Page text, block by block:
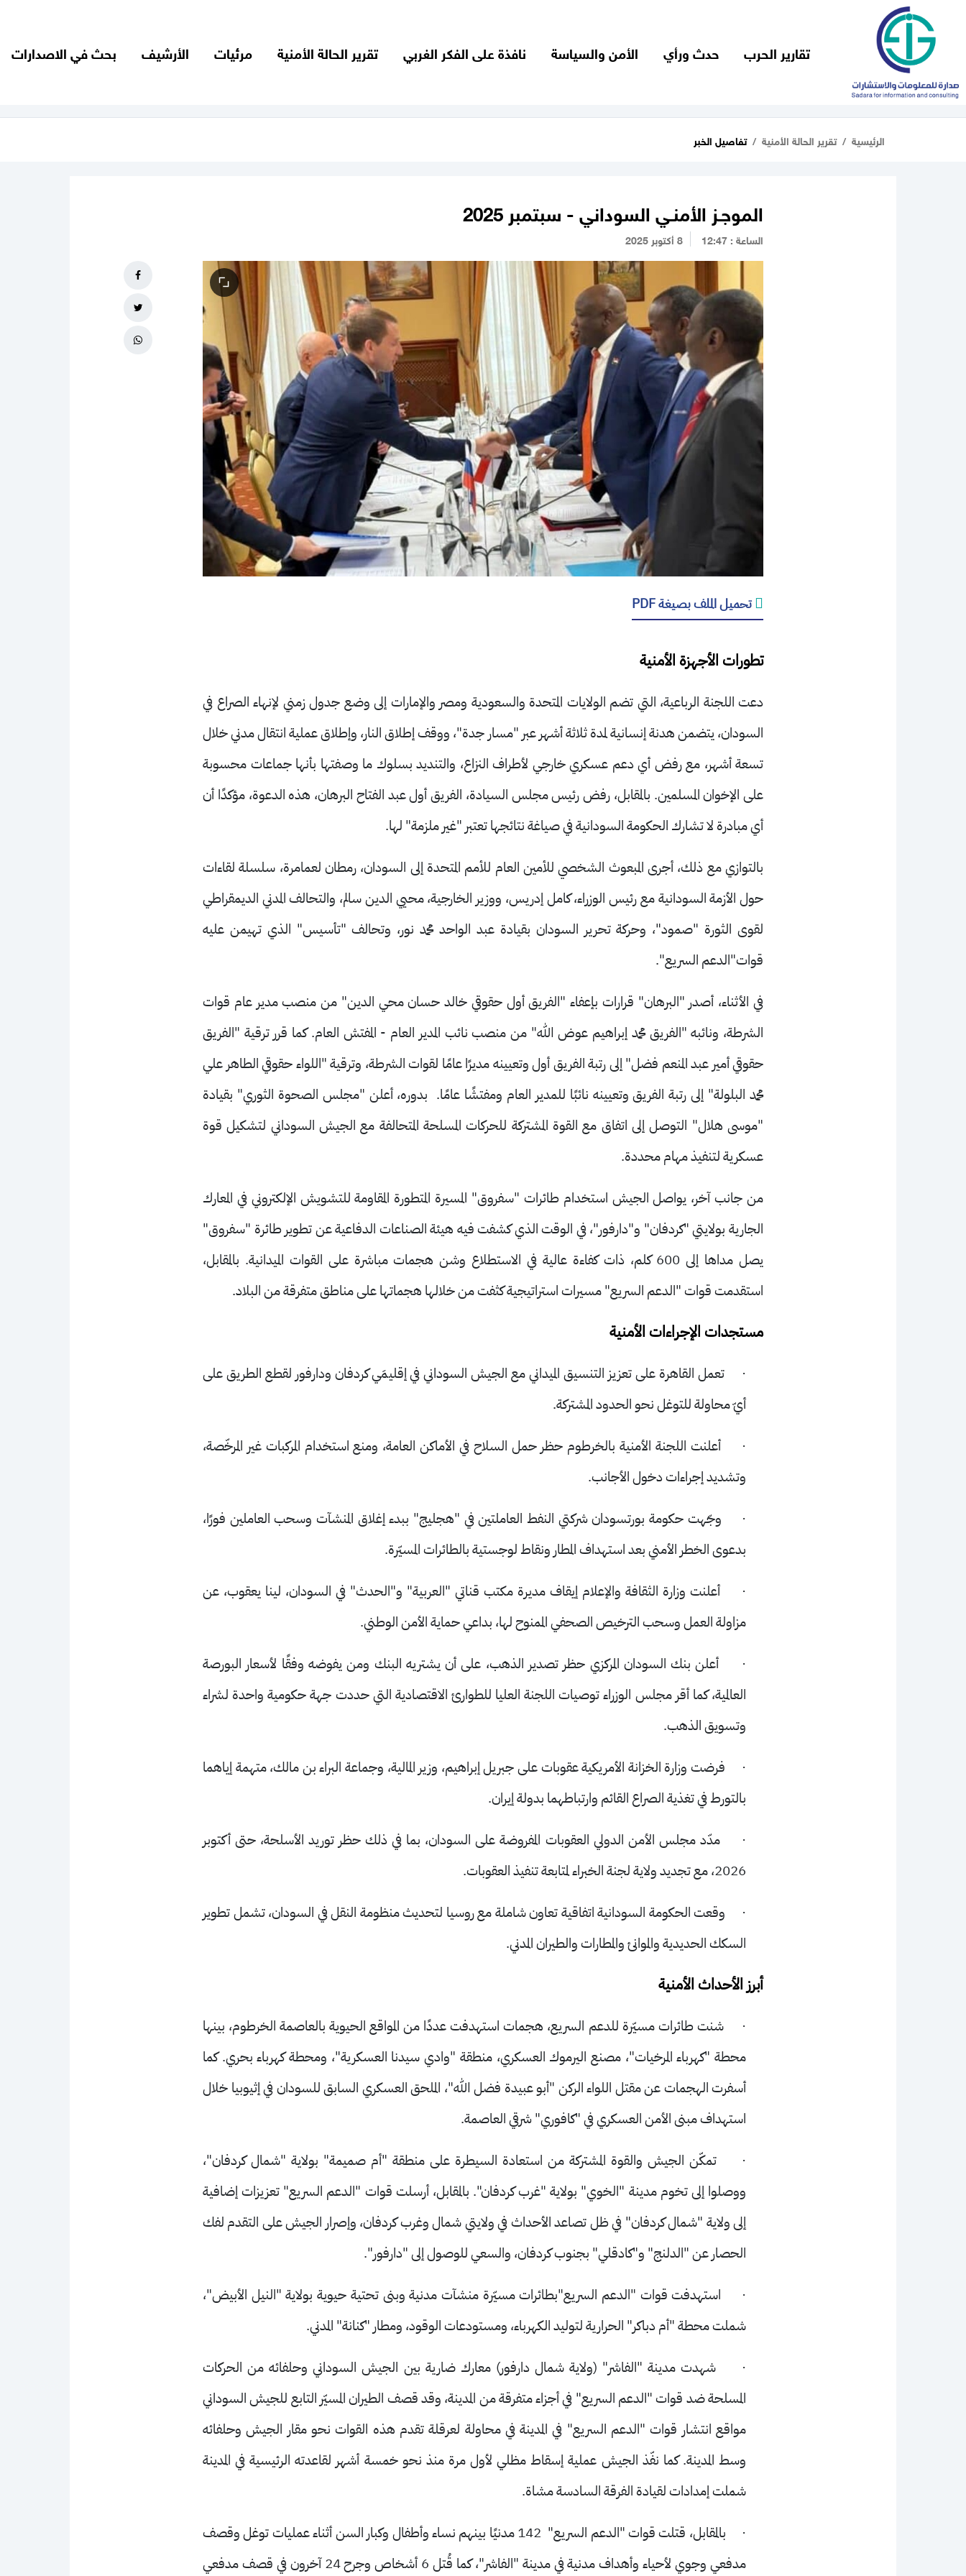
تقارير الحرب حدث ورأي الأمن والسياسة نافذة على الفكر الغربي تقرير الحالة الأمنية مرئيات الأرشيف بحث في الاصدارات
الرئيسية تقرير الحالة الأمنية تفاصيل الخبر
الموجـز الأمنـي السوداني - سبتمبر 2025
الساعة : 12:47 8 أكتوبر 2025
تحميل الملف بصيغة PDF
تطورات الأجهزة الأمنية
دعت اللجنة الرباعية، التي تضم الولايات المتحدة والسعودية ومصر والإمارات إلى وضع جدول زمني لإنهاء الصراع في
السودان، يتضمن هدنة إنسانية لمدة ثلاثة أشهر عبر "مسار جدة"، ووقف إطلاق النار، وإطلاق عملية انتقال مدني خلال
تسعة أشهر، مع رفض أي دعم عسكري خارجي لأطراف النزاع، والتنديد بسلوك ما وصفتها بأنها جماعات محسوبة
على الإخوان المسلمين. بالمقابل، رفض رئيس مجلس السيادة، الفريق أول عبد الفتاح البرهان، هذه الدعوة، مؤكدًا أن
أي مبادرة لا تشارك الحكومة السودانية في صياغة نتائجها تعتبر "غير ملزمة" لها.
بالتوازي مع ذلك، أجرى المبعوث الشخصي للأمين العام للأمم المتحدة إلى السودان، رمطان لعمامرة، سلسلة لقاءات
حول الأزمة السودانية مع رئيس الوزراء، كامل إدريس، ووزير الخارجية، محيي الدين سالم، والتحالف المدني الديمقراطي
لقوى الثورة "صمود"، وحركة تحرير السودان بقيادة عبد الواحد محمد نور، وتحالف "تأسيس" الذي تهيمن عليه
قوات"الدعم السريع".
في الأثناء، أصدر "البرهان" قرارات بإعفاء "الفريق أول حقوقي خالد حسان محي الدين" من منصب مدير عام قوات
الشرطة، ونائبه "الفريق محمد إبراهيم عوض الله" من منصب نائب المدير العام - المفتش العام. كما قرر ترقية "الفريق
حقوقي أمير عبد المنعم فضل" إلى رتبة الفريق أول وتعيينه مديرًا عامًا لقوات الشرطة، وترقية "اللواء حقوقي الطاهر علي
محمد البلولة" إلى رتبة الفريق وتعيينه نائبًا للمدير العام ومفتشًا عامًا. بدوره، أعلن "مجلس الصحوة الثوري" بقيادة
"موسى هلال" التوصل إلى اتفاق مع القوة المشتركة للحركات المسلحة المتحالفة مع الجيش السوداني لتشكيل قوة
عسكرية لتنفيذ مهام محددة.
من جانب آخر، يواصل الجيش استخدام طائرات "سفروق" المسيرة المتطورة المقاومة للتشويش الإلكتروني في المعارك
الجارية بولايتي "كردفان" و"دارفور"، في الوقت الذي كشفت فيه هيئة الصناعات الدفاعية عن تطوير طائرة "سفروق"
يصل مداها إلى 600 كلم، ذات كفاءة عالية في الاستطلاع وشن هجمات مباشرة على القوات الميدانية. بالمقابل،
استقدمت قوات "الدعم السريع" مسيرات استراتيجية كثفت من خلالها هجماتها على مناطق متفرقة من البلاد.
مستجدات الإجراءات الأمنية
·تعمل القاهرة على تعزيز التنسيق الميداني مع الجيش السوداني في إقليمَي كردفان ودارفور لقطع الطريق على
أيّ محاولة للتوغل نحو الحدود المشتركة.
·أعلنت اللجنة الأمنية بالخرطوم حظر حمل السلاح في الأماكن العامة، ومنع استخدام المركبات غير المرخّصة،
وتشديد إجراءات دخول الأجانب.
· وجّهت حكومة بورتسودان شركتي النفط العاملتين في "هجليج" ببدء إغلاق المنشآت وسحب العاملين فورًا،
بدعوى الخطر الأمني بعد استهداف المطار ونقاط لوجستية بالطائرات المسيّرة.
· أعلنت وزارة الثقافة والإعلام إيقاف مديرة مكتب قناتي "العربية" و"الحدث" في السودان، لينا يعقوب، عن
مزاولة العمل وسحب الترخيص الصحفي الممنوح لها، بداعي حماية الأمن الوطني.
· أعلن بنك السودان المركزي حظر تصدير الذهب، على أن يشتريه البنك ومن يفوضه وفقًا لأسعار البورصة
العالمية، كما أقر مجلس الوزراء توصيات اللجنة العليا للطوارئ الاقتصادية التي حددت جهة حكومية واحدة لشراء
وتسويق الذهب.
· فرضت وزارة الخزانة الأمريكية عقوبات على جبريل إبراهيم، وزير المالية، وجماعة البراء بن مالك، متهمة إياهما
بالتورط في تغذية الصراع القائم وارتباطهما بدولة إيران.
·مدّد مجلس الأمن الدولي العقوبات المفروضة على السودان، بما في ذلك حظر توريد الأسلحة، حتى أكتوبر
2026، مع تجديد ولاية لجنة الخبراء لمتابعة تنفيذ العقوبات
.
· وقعت الحكومة السودانية اتفاقية تعاون شاملة مع روسيا لتحديث منظومة النقل في السودان، تشمل تطوير
السكك الحديدية والموانئ والمطارات والطيران المدني.
أبرز الأحداث الأمنية
·شنت طائرات مسيّرة للدعم السريع، هجمات استهدفت عددًا من المواقع الحيوية بالعاصمة الخرطوم، بينها
محطة "كهرباء المرخيات"، مصنع اليرموك العسكري، منطقة "وادي سيدنا العسكرية"، ومحطة كهرباء بحري. كما
أسفرت الهجمات عن مقتل اللواء الركن "أبو عبيدة فضل الله"، الملحق العسكري السابق للسودان في إثيوبيا خلال
استهداف مبنى الأمن العسكري في "كافوري" شرقي العاصمة.
· تمكّن الجيش والقوة المشتركة من استعادة السيطرة على منطقة "أم صميمة" بولاية "شمال كردفان"،
ووصلوا إلى تخوم مدينة "الخوي" بولاية "غرب كردفان". بالمقابل، أرسلت قوات "الدعم السريع" تعزيزات إضافية
إلى ولاية "شمال كردفان" في ظل تصاعد الأحداث في ولايتي شمال وغرب كردفان، وإصرار الجيش على التقدم لفك
الحصار عن "الدلنج" و"كادقلي" بجنوب كردفان، والسعي للوصول إلى "دارفور".
· استهدفت قوات "الدعم السريع"بطائرات مسيّرة منشآت مدنية وبنى تحتية حيوية بولاية "النيل الأبيض"،
شملت محطة "أم دباكر" الحرارية لتوليد الكهرباء، ومستودعات الوقود، ومطار "كنانة" المدني.
· شهدت مدينة "الفاشر" (ولاية شمال دارفور) معارك ضارية بين الجيش السوداني وحلفائه من الحركات
المسلحة ضد قوات "الدعم السريع" في أجزاء متفرقة من المدينة، وقد قصف الطيران المسيّر التابع للجيش السوداني
مواقع انتشار قوات "الدعم السريع" في المدينة في محاولة لعرقلة تقدم هذه القوات نحو مقار الجيش وحلفائه
وسط المدينة.كما نفّذ الجيش عملية إسقاط مظلي لأول مرة منذ نحو خمسة أشهر لقاعدته الرئيسية في المدينة
شملت إمدادات لقيادة الفرقة السادسة مشاة.
·
بالمقابل، قتلت قوات "الدعم السريع" 142 مدنيًا بينهم نساء وأطفال وكبار السن أثناء عمليات توغل وقصف
مدفعي وجوي لأحياء وأهداف مدنية في مدينة "الفاشر"، كما قُتل 6 أشخاص وجرح 24 آخرون في قصف مدفعي